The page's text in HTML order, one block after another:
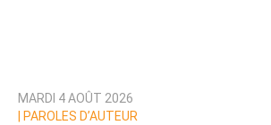
MARDI 4 AOÛT 2026
PAROLES D’AUTEUR